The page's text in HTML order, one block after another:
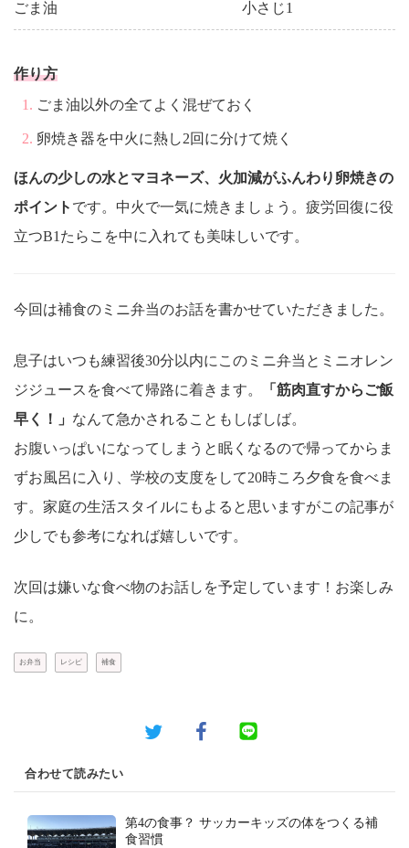
ごま油 小さじ1
作り方
ごま油以外の全てよく混ぜておく
卵焼き器を中火に熱し2回に分けて焼く
ほんの少しの水とマヨネーズ、火加減がふんわり卵焼きの
ポイント です。中火で一気に焼きましょう。疲労回復に役
立つB1たらこを中に入れても美味しいです。
今回は補食のミニ弁当のお話を書かせていただきました。
息子はいつも練習後30分以内にこのミニ弁当とミニオレン
ジジュースを食べて帰路に着きます。
「筋肉直すからご飯
早く！」 なんて急かされることもしばしば。
お腹いっぱいになってしまうと眠くなるので帰ってからま
ずお風呂に入り、学校の支度をして20時ころ夕食を食べま
す。家庭の生活スタイルにもよると思いますがこの記事が
少しでも参考になれば嬉しいです。
次回は嫌いな食べ物のお話しを予定しています！お楽しみ
に。
お弁当 レシピ 補食
合わせて読みたい
第4の食事？ サッカーキッズの体をつくる補
食習慣